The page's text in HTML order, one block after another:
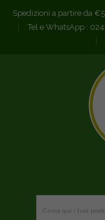
Spedizioni a partire da
Tel e WhatsApp :